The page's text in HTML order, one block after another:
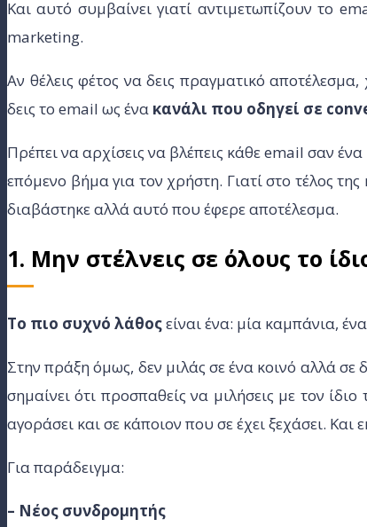
Και αυτό συμβαίνει γιατί αντιμετωπίζουν το
marketing.
Αν θέλεις φέτος να δεις πραγματικό
δεις το email ως ένα κανάλι που οδηγεί σε
Πρέπει να αρχίσεις να βλέπεις κάθε email σαν
επόμενο βήμα για τον χρήστη. Γιατί στο τέλος
διαβάστηκε αλλά αυτό που έφερε αποτέλεσμα.
1. Μην στέλνεις σε όλους το
Το πιο συχνό λάθοςείναι ένα: μία καμπάνια,
Στην πράξη όμως, δεν μιλάς σε ένα κοινό αλλά σε
σημαίνει ότι προσπαθείς να μιλήσεις με τον
αγοράσει και σε κάποιον που σε έχει ξεχάσει. Και
Για παράδειγμα:
– Νέος συνδρομητής